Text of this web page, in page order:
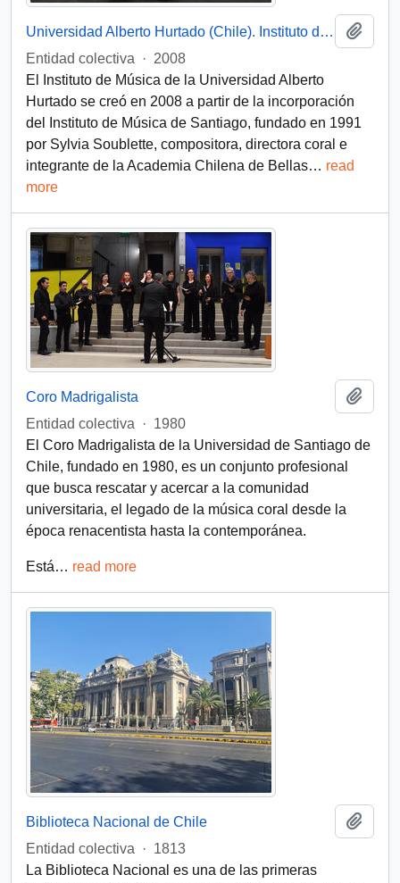
Universidad Alberto Hurtado (Chile). Instituto de Música
Entidad colectiva
· 2008
El Instituto de Música de la Universidad Alberto
Hurtado se creó en 2008 a partir de la incorporación
del Instituto de Música de Santiago, fundado en 1991
por Sylvia Soublette, compositora, directora coral e
integrante de la Academia Chilena de Bellas… read
more
Coro Madrigalista
Entidad colectiva
· 1980
El Coro Madrigalista de la Universidad de Santiago de
Chile, fundado en 1980, es un conjunto profesional
que busca rescatar y acercar a la comunidad
universitaria, el legado de la música coral desde la
época renacentista hasta la contemporánea.
Está… read more
Biblioteca Nacional de Chile
Entidad colectiva
· 1813
La Biblioteca Nacional es una de las primeras